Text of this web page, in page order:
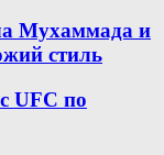
Мухаммада и
стиль
UFC по